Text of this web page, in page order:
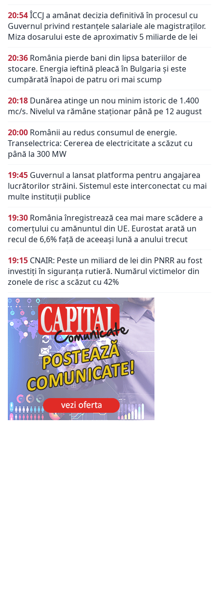
20:54ÎCCJ a amânat decizia definitivă în procesul cu
Guvernul privind restanțele salariale ale magistraților.
Miza dosarului este de aproximativ 5 miliarde de lei
20:36 România pierde bani din lipsa bateriilor de
stocare. Energia ieftină pleacă în Bulgaria și este
cumpărată înapoi de patru ori mai scump
20:18 Dunărea atinge un nou minim istoric de 1.400
mc/s. Nivelul va rămâne staționar până pe 12 august
20:00 Românii au redus consumul de energie.
Transelectrica: Cererea de electricitate a scăzut cu
până la 300 MW
19:45 Guvernul a lansat platforma pentru angajarea
lucrătorilor străini. Sistemul este interconectat cu mai
multe instituții publice
19:30 România înregistrează cea mai mare scădere a
comerțului cu amănuntul din UE. Eurostat arată un
recul de 6,6% față de aceeași lună a anului trecut
19:15 CNAIR: Peste un miliard de lei din PNRR au fost
investiți în siguranța rutieră. Numărul victimelor din
zonele de risc a scăzut cu 42%